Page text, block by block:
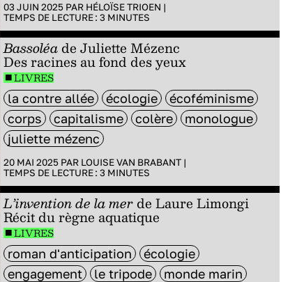
03 JUIN 2025 PAR HÉLOÏSE TRIOEN |
TEMPS DE LECTURE : 3 MINUTES
Bassoléade Juliette Mézenc
Des racines au fond des yeux
LIVRES
la contre allée écologie
écoféminisme
corps
capitalisme colère
monologue
juliette mézenc
20 MAI 2025 PAR LOUISE VAN BRABANT|
TEMPS DE LECTURE : 3 MINUTES
L’invention de la merde Laure Limongi
Récit du règne aquatique
LIVRES
roman d'anticipation
écologie
engagement
le tripode
monde marin